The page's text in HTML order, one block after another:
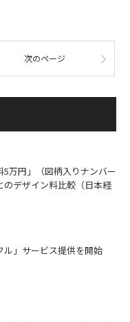
次のページ
5万円」（図柄入りナンバー
デザイン料比較（日本経
ル」サービス提供を開始